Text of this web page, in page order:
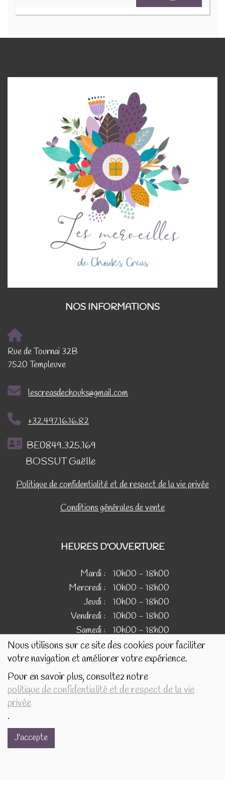
Nous utilisons sur ce site des cookies pour faciliter
votre navigation et améliorer votre expérience.
Pour en savoir plus, consultez notre
politique de confidentialité et de respect de la vie
privée
.
J'accepte
NOS INFORMATIONS
Rue de Tournai 32B
7520 Templeuve
lescreasdechouks@gmail.com
+32.497.16.16.82
BE0849.325.169
BOSSUT Gaëlle
Politique de confidentialité et de respect de la vie privée
Conditions générales de vente
HEURES D'OUVERTURE
Mardi :
10h00 - 18h00
Mercredi :
10h00 - 18h00
Jeudi :
10h00 - 18h00
Vendredi :
10h00 - 18h00
Samedi :
10h00 - 18h00
IMAGES
Les images présentées pour illustrer les produits en vente
sur ce site ne sont pas contractuelles.